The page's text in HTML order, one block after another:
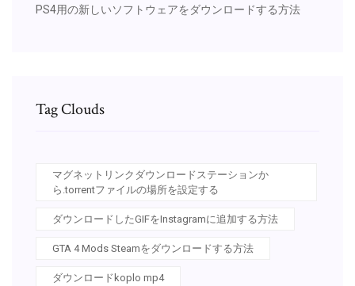
PS4用の新しいソフトウェアをダウンロードする方法
Tag Clouds
マグネットリンクダウンロードステーションか
ら.torrentファイルの場所を設定する
ダウンロードしたGIFをInstagramに追加する方法
GTA 4 Mods Steamをダウンロードする方法
ダウンロードkoplo mp4